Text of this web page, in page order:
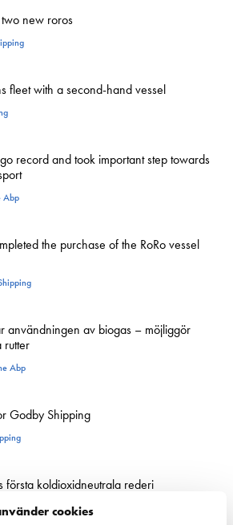
cookies
new roros
fleet with a second-hand vessel
record and took important step towards
Abp
the purchase of the RoRo vessel
användningen av biogas – möjliggör
rutter
Abp
Godby Shipping
första koldioxidneutrala rederi